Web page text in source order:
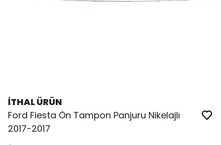
İTHAL ÜRÜN
Ford Fiesta Ön Tampon Panjuru Nikelajlı
2017-2017